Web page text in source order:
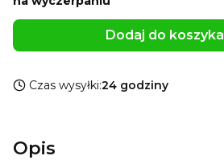
Dodaj do koszyka
Czas wysyłki:24 godziny
Opis